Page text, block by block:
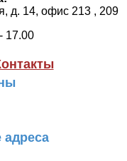
д. 14, офис 213 , 209
17.00